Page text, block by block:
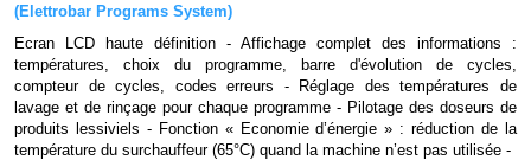
(Elettrobar Programs System)
Ecran LCD haute définition - Affichage complet des informations :
températures, choix du programme, barre d'évolution de cycles,
compteur de cycles, codes erreurs - Réglage des températures de
lavage et de rinçage pour chaque programme - Pilotage des doseurs de
produits lessiviels - Fonction « Economie d’énergie » : réduction de la
température du surchauffeur (65°C) quand la machine n’est pas utilisée -